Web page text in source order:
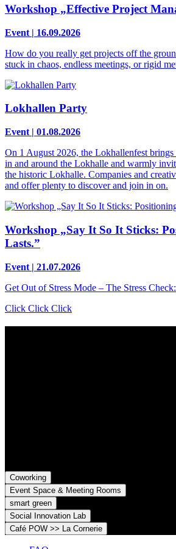
Workshop „Effective Project
Event | 16.09.2026
How do you really get projects off the
stuck in chaos, endless meetings, or rigid
Lokhallen Party
Event | 01.08.2026
On 1 August 2026, the Lokhallenfest brings
in and around the Lokhalle and warmly
the historic Lokhalle. Companies and
and offer plenty to discover and join in on.
Workshop „Say It So It Sticks:
Lasts.”
Event | 21.07.2026
Get Out of Stress Mode – The Stress Check:
Click Click Click
Coworking
Event Space & Meeting Rooms
smart green
Social Innovation Lab
Café POW >> La Cornerie